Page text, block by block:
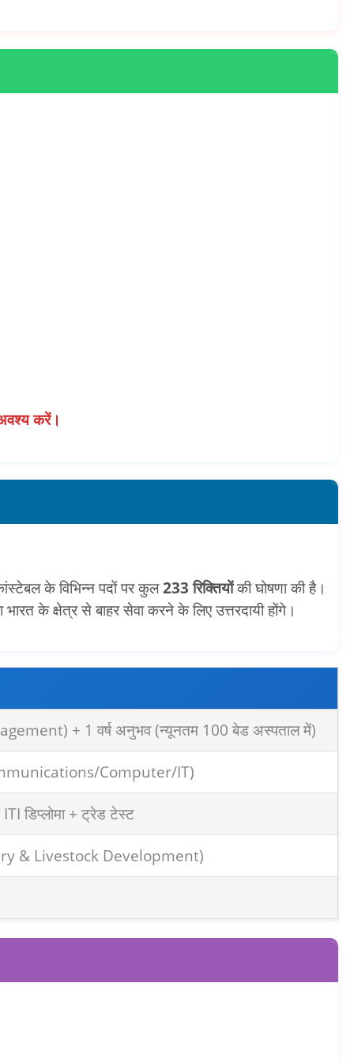
करें।
के विभिन्न पदों पर कुल233 रिक्तियोंकी घोषणा की है।
के क्षेत्र से बाहर सेवा करने के लिए उत्तरदायी होंगे।
+ 1 वर्ष अनुभव (न्यूनतम 100 बेड अस्पताल में)
Computer/IT)
डिप्लोमा + ट्रेड टेस्ट
& Livestock Development)